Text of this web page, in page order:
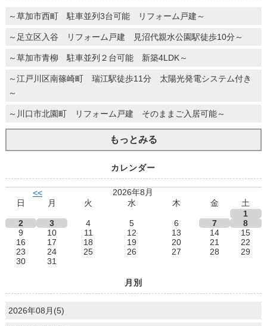
～草加市西町 駐車並列3台可能 リフォーム戸建～
～足立区入谷 リフォーム戸建 見沼代親水公園駅徒歩10分～
～草加市青柳 駐車並列２台可能 新築4LDK～
～江戸川区南篠崎町 瑞江駅徒歩11分 太陽光発電システム付き
～
～川口市北園町 リフォーム戸建 そのままご入居可能～
もっとみる
カレンダー
<<
2026年8月
日
月 火 水 木 金
土
1
2
3 4 5 6 7
8
9
10 11 12 13 14
15
16
17 18 19 20 21
22
23
24 25 26 27 28
29
30
31
月別
2026年08月(5)